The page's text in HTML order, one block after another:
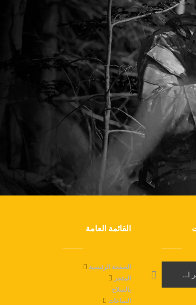
القائمة العامة
الصفحة الرئيسية
المتجر
بالسلاح
الساعات
اختر الفئة